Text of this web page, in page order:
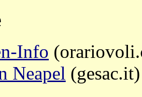
Info
Neapel (gesac.it)